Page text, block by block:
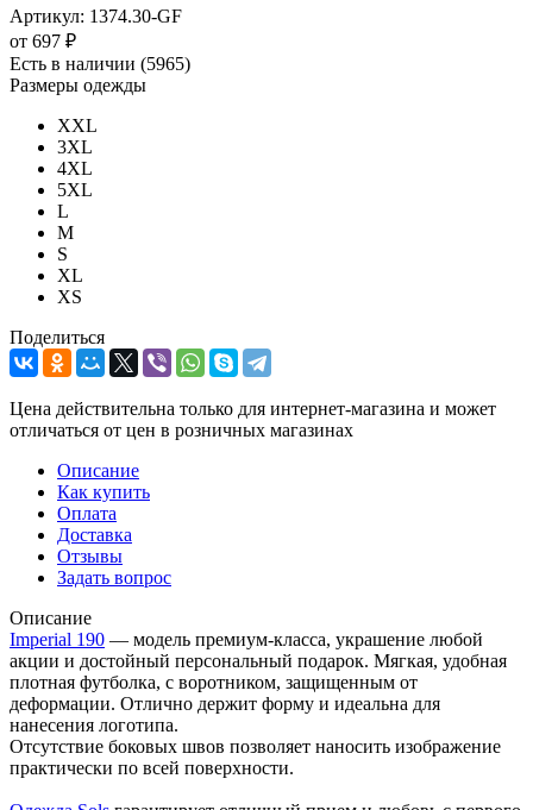
Артикул: 1374.30-GF
от 697 ₽
Есть в наличии (5965)
Размеры одежды
XXL
3XL
4XL
5XL
L
M
S
XL
XS
Поделиться
Цена действительна только для интернет-магазина и может
отличаться от цен в розничных магазинах
Описание
Как купить
Оплата
Доставка
Отзывы
Задать вопрос
Описание
Imperial 190 — модель премиум-класса, украшение любой
акции и достойный персональный подарок. Мягкая, удобная
плотная футболка, с воротником, защищенным от
деформации. Отлично держит форму и идеальна для
нанесения логотипа.
Отсутствие боковых швов позволяет наносить изображение
практически по всей поверхности.